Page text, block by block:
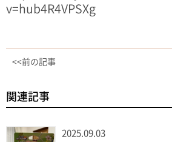
v=hub4R4VPSXg
<<前の記事
関連記事
2025.09.03